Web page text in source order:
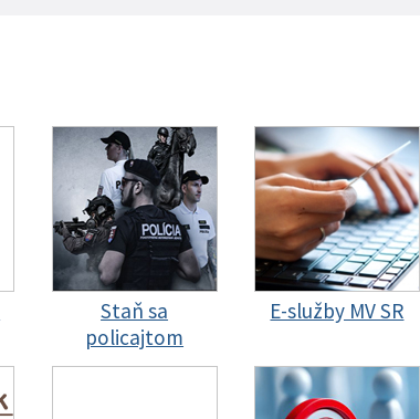
Staň sa
policajtom
E-služby MV SR